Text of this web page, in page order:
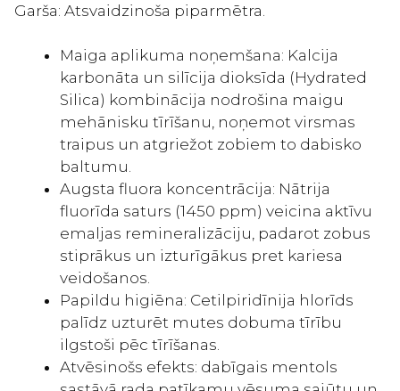
Garša: Atsvaidzinoša piparmētra.
Maiga aplikuma noņemšana: Kalcija
karbonāta un silīcija dioksīda (Hydrated
Silica) kombinācija nodrošina maigu
mehānisku tīrīšanu, noņemot virsmas
traipus un atgriežot zobiem to dabisko
baltumu.
Augsta fluora koncentrācija: Nātrija
fluorīda saturs (1450 ppm) veicina aktīvu
emaljas remineralizāciju, padarot zobus
stiprākus un izturīgākus pret kariesa
veidošanos.
Papildu higiēna: Cetilpiridīnija hlorīds
palīdz uzturēt mutes dobuma tīrību
ilgstoši pēc tīrīšanas.
Atvēsinošs efekts: dabīgais mentols